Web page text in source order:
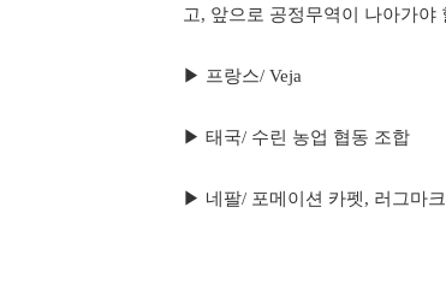
고, 앞으로 공정무역이 나아가야
▶ 프랑스/ Veja
▶ 태국/ 수린 농업 협동 조합
▶ 네팔/ 포메이션 카펫, 러그마크